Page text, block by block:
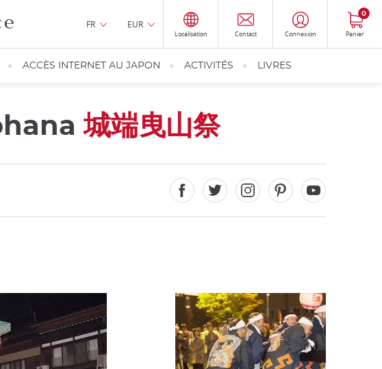
FR EUR
Localisation Contact Connexion Panier
0
ACCÈS INTERNET AU JAPON ACTIVITÉS LIVRES
城端曳山祭